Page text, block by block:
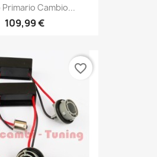
109,99 €
favorite_border